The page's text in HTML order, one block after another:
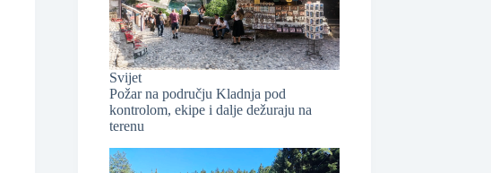
Svijet
Požar na području Kladnja pod
kontrolom, ekipe i dalje dežuraju na
terenu